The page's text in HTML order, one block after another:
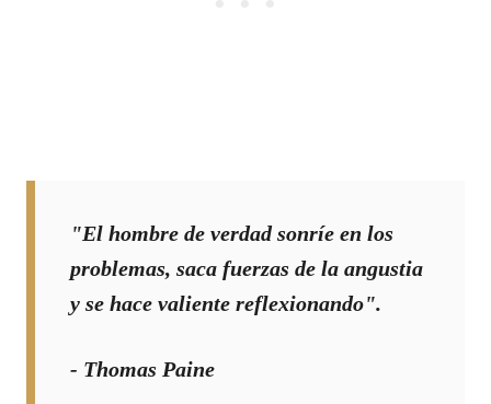
"El hombre de verdad sonríe en los
problemas, saca fuerzas de la angustia
y se hace valiente reflexionando".
- Thomas Paine